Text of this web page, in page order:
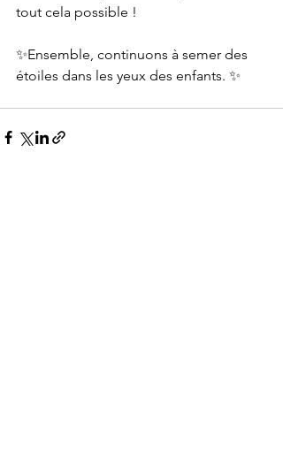
tout cela possible !
✨Ensemble, continuons à semer des
étoiles dans les yeux des enfants. ✨